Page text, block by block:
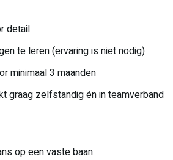
detail
te leren (ervaring is niet nodig)
minimaal 3 maanden
graag zelfstandig én in teamverband
op een vaste baan